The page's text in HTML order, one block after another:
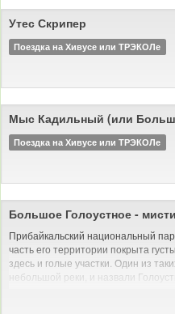
Утес Скрипер
Поездка на Хивусе или ТРЭКОЛе
Мыс Кадильный (или
Поездка на Хивусе или ТРЭКОЛе
Большое Голоустное -
Прибайкальский национальный
часть его территории покрыта
здесь и голые участки. Один из
небольшой реки, и назвали
парка сюда приезжали охотиться